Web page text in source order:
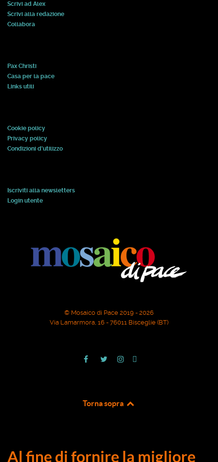
Scrivi ad Alex
Scrivi alla redazione
Collabora
Pax Christi
Casa per la pace
Links utili
Cookie policy
Privacy policy
Condizioni d'utilizzo
Iscriviti alla newsletters
Login utente
© Mosaico di Pace 2019 - 2026
Via Lamarmora, 16 - 76011 Bisceglie (BT)
Torna sopra
Al fine di fornire la migliore